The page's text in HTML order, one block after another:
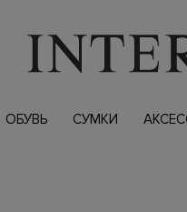
ОБУВЬ СУМКИ